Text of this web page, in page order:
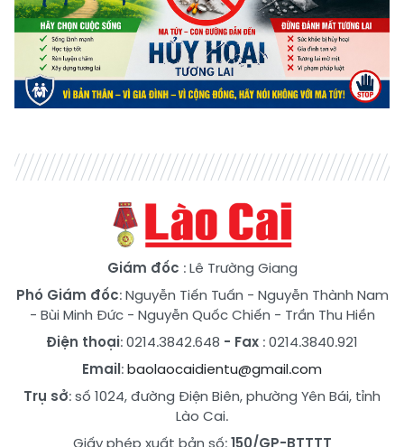
Giám đốc : Lê Trường Giang
Phó Giám đốc:Nguyễn Tiến Tuấn - Nguyễn Thành Nam
- Bùi Minh Đức- Nguyễn Quốc Chiến - Trần Thu Hiền
Điện thoại: 0214.3842.648 - Fax : 0214.3840.921
Email:baolaocaidientu@gmail.com
Trụ sở: số 1024, đường Điện Biên, phường Yên Bái, tỉnh
Lào Cai.